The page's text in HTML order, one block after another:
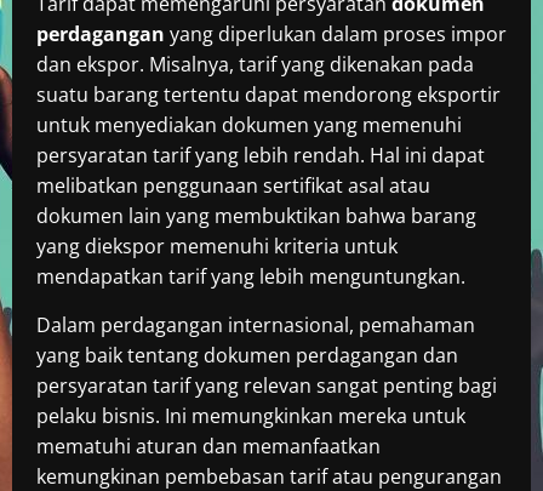
perdagangan yang diperlukan dalam proses impor
dan ekspor. Misalnya, tarif yang dikenakan pada
suatu barang tertentu dapat mendorong eksportir
untuk menyediakan dokumen yang memenuhi
persyaratan tarif yang lebih rendah. Hal ini dapat
melibatkan penggunaan sertifikat asal atau
dokumen lain yang membuktikan bahwa barang
yang diekspor memenuhi kriteria untuk
mendapatkan tarif yang lebih menguntungkan.
Dalam perdagangan internasional, pemahaman
yang baik tentang dokumen perdagangan dan
persyaratan tarif yang relevan sangat penting bagi
pelaku bisnis. Ini memungkinkan mereka untuk
mematuhi aturan dan memanfaatkan
kemungkinan pembebasan tarif atau pengurangan